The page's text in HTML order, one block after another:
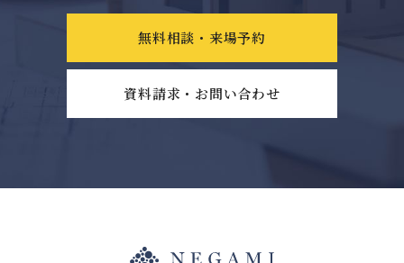
無料相談・来場予約
資料請求・お問い合わせ